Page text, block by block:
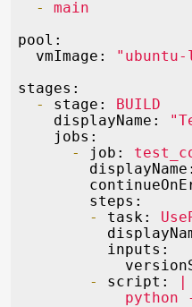
-
main
pool:
vmImage:
stages:
-
stage:
BUILD
displayName:
jobs:
-
job:
displayName:
steps:
-
task:
inputs:
-
script:
|
python